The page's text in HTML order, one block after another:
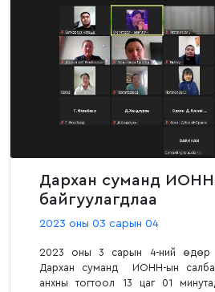
Дархан суманд
байгуулагдлаа
2023 оны 03 сарын 04
2023 оны 3 сарын 4-ний өдөр
Дархан суманд ИОНН-ын
анхны тогтоол 13 цаг 01